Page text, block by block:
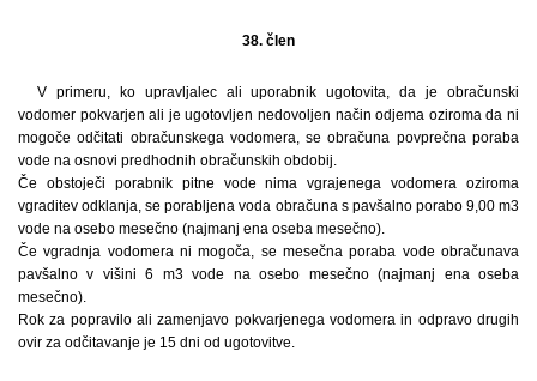
38. člen
V primeru, ko upravljalec ali uporabnik ugotovita, da je obračunski
vodomer pokvarjen ali je ugotovljen nedovoljen način odjema oziroma da ni
mogoče odčitati obračunskega vodomera, se obračuna povprečna poraba
vode na osnovi predhodnih obračunskih obdobij.
Če obstoječi porabnik pitne vode nima vgrajenega vodomera oziroma
vgraditev odklanja, se porabljena voda obračuna s pavšalno porabo 9,00 m3
vode na osebo mesečno (najmanj ena oseba mesečno).
Če vgradnja vodomera ni mogoča, se mesečna poraba vode obračunava
pavšalno v višini 6 m3 vode na osebo mesečno (najmanj ena oseba
mesečno).
Rok za popravilo ali zamenjavo pokvarjenega vodomera in odpravo drugih
ovir za odčitavanje je 15 dni od ugotovitve.